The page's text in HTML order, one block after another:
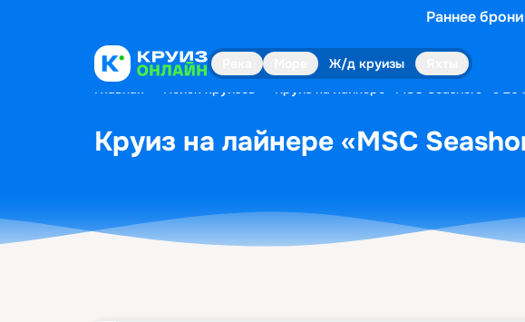
Раннее
Ж/д круизы
Главная Поиск круизов Круиз на лайнере «MSC Seashore» с
Круиз на лайнере «MSC